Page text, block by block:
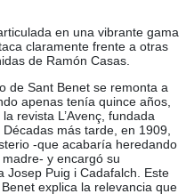
en una vibrante gama
claramente frente a otras
de Ramón Casas.
de Sant Benet se remonta a
apenas tenía quince años,
revista L’Avenç, fundada
más tarde, en 1909,
-que acabaría heredando
y encargó su
Josep Puig i Cadafalch. Este
explica la relevancia que